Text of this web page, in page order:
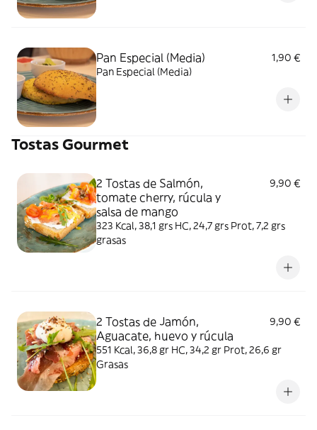
Pan Especial (Media)
1,90 €
Pan Especial (Media)
Tostas Gourmet
2 Tostas de Salmón,
tomate cherry, rúcula y
salsa de mango
9,90 €
323 Kcal, 38,1 grs HC, 24,7 grs Prot, 7,2 grs
grasas
2 Tostas de Jamón,
Aguacate, huevo y rúcula
9,90 €
551 Kcal, 36,8 gr HC, 34,2 gr Prot, 26,6 gr
Grasas